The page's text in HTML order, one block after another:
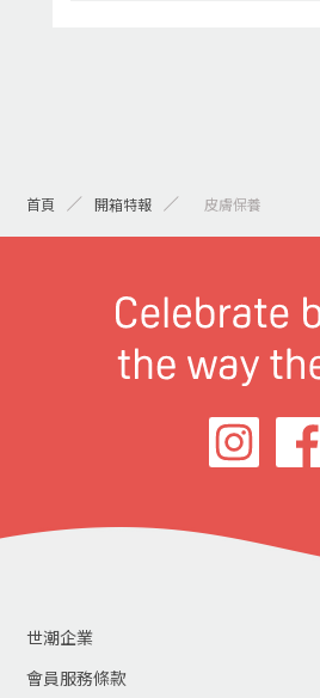
首頁 開箱特報 > 皮膚保養
世潮企業
會員服務條款